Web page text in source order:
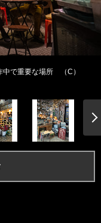
中で重要な場所 （C）